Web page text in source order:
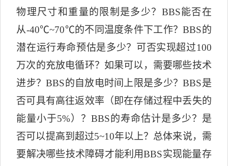
物理尺寸和重量的限制是多少？ BBS能否在
从-40℃~70℃的不同温度条件下工作？BBS的
潜在运行寿命预估是多少？可否实现超过100
万次的充放电循环？如果可以，需要哪些技术
进步？BBS的自放电时间上限是多少？BBS是
否可具有高往返效率（即在存储过程中丢失的
能量小于5%）？BBS的寿命估计是多少？是
否可以提高到超过5~10年以上？总体来说，需
要解决哪些技术障碍才能利用BBS实现能量存